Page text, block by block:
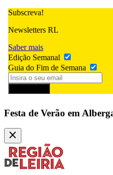
Subscreva!
Newsletters RL
Saber mais
Edição Semanal
Guia do Fim de Semana
Festa de Verão em